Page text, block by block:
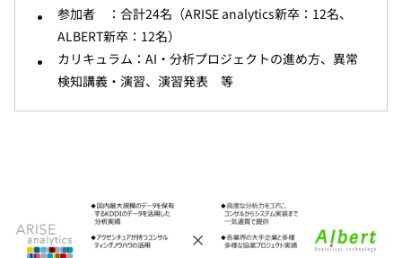
参加者 ：合計24名（ARISE analytics新卒： 12名、
ALBERT新卒： 12名）
カリキュラム： AI ・分析プロジェクトの進め方、異常
検知講義・演習、演習発表 等